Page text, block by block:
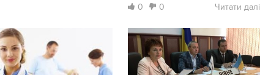
0 0 Читати далі